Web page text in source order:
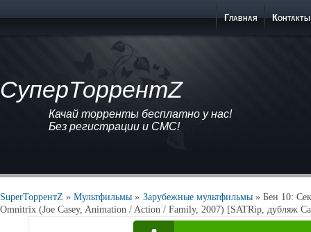
СуперТоррентZ
Качай торренты бесплатно у нас!
Без регистрации и СМС!
Главная Контакты
SuperТоррентZ »Мультфильмы » Зарубежные мультфильмы» Бен 10:
Omnitrix (Joe Casey, Animation / Action / Family, 2007) [SATRip, дубляж